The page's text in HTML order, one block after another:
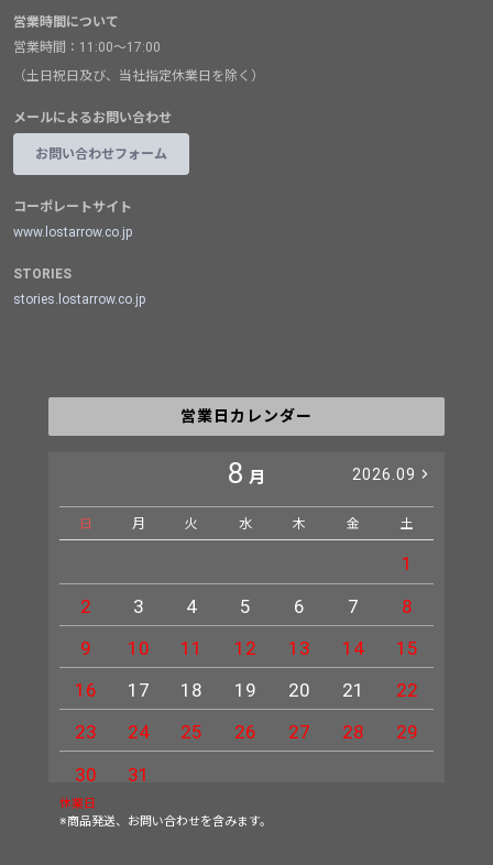
営業時間について
営業時間：11:00～17:00
（土日祝日及び、当社指定休業日を除く）
メールによるお問い合わせ
お問い合わせフォーム
コーポレートサイト
www.lostarrow.co.jp
STORIES
stories.lostarrow.co.jp
営業日カレンダー
8 月 2026.09
日 月 火 水 木 金 土
1
2
3 4 5 6 7
8
9
10 11 12 13 14
15
16
17 18 19 20 21
22
23
24 25 26 27 28
29
30
31
休業日
※商品発送、お問い合わせを含みます。